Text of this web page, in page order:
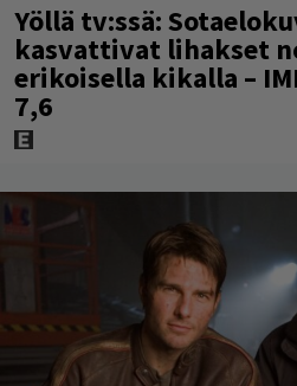
Yöllä tv:ssä:
kasvattivat lihakset
erikoisella kikalla –
7,6